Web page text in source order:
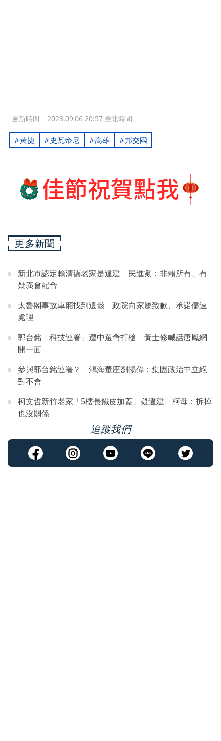
更新時間 2023.09.06 20:57 臺北時間
黃捷 史瓦帝尼 高雄 邦交國
更多新聞
新北市認定賴清德老家是違建 民進黨：非賴所有、有
疑義會配合
太魯閣事故車廂找到遺骸 政院向家屬致歉、承諾儘速
處理
郭台銘「科技連署」遭中選會打槍 黃士修喊話唐鳳網
開一面
參與郭台銘連署？ 鴻海董座劉揚偉：集團政治中立絕
對不會
柯文哲新竹老家「5樓長鐵皮加蓋」疑違建 柯母：拆掉
也沒關係
追蹤我們